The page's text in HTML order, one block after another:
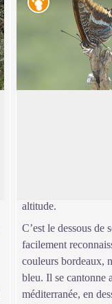
altitude.
C’est le dessous de
facilement
couleurs bordeaux,
bleu. Il se cantonne
méditerranée, en